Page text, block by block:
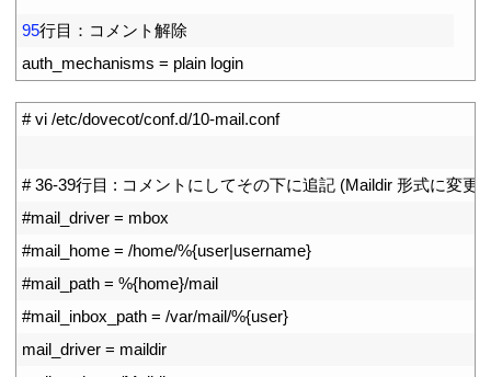
95行目：コメント解除
auth_mechanisms = plain login
# vi /etc/dovecot/conf.d/10-mail.conf
# 36-39行目 : コメントにしてその下に追記 (Maildir 形式に変更)
#mail_driver = mbox
#mail_home = /home/%{user|username}
#mail_path = %{home}/mail
#mail_inbox_path = /var/mail/%{user}
mail_driver = maildir